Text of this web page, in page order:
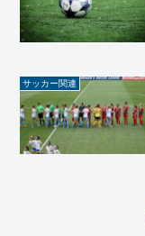
サッカー関連